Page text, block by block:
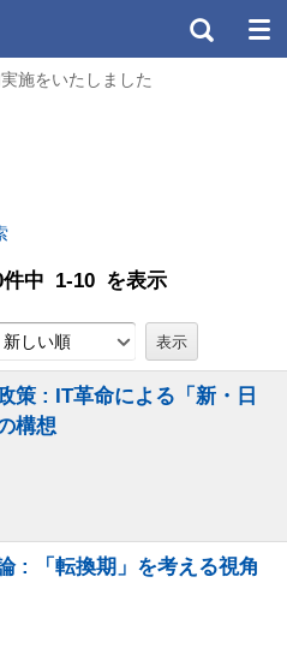
施をいたしました
件中 1-10 を表示
しい順
策 : IT革命による「新・日
構想
: 「転換期」を考える視角